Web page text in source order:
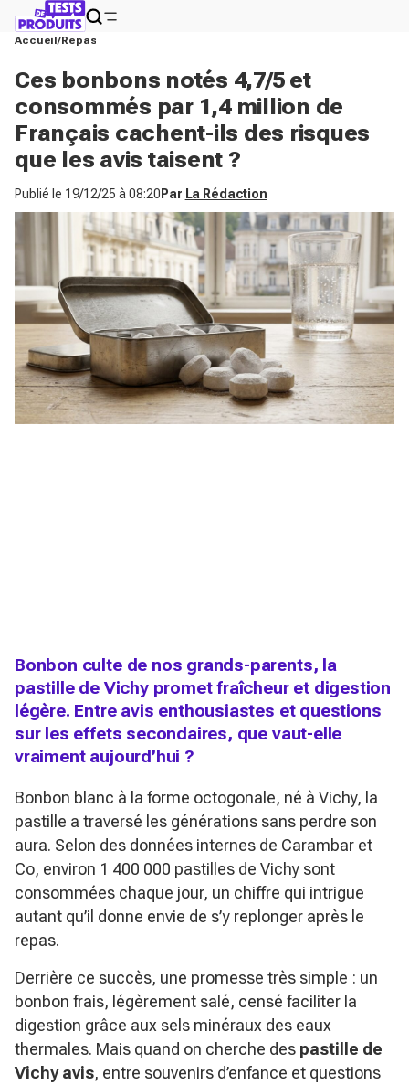
Accueil Repas
Ces bonbons notés 4,7/5 et
consommés par 1,4 million de
Français cachent-ils des risques
que les avis taisent ?
Publié le 19/12/25 à 08:20 Par La Rédaction
Bonbon culte de nos grands-parents, la
pastille de Vichy promet fraîcheur et digestion
légère. Entre avis enthousiastes et questions
sur les effets secondaires, que vaut-elle
vraiment aujourd’hui ?
Bonbon blanc à la forme octogonale, né à Vichy, la
pastille a traversé les générations sans perdre son
aura. Selon des données internes de Carambar et
Co, environ 1 400 000 pastilles de Vichy sont
consommées chaque jour, un chiffre qui intrigue
autant qu’il donne envie de s’y replonger après le
repas.
Derrière ce succès, une promesse très simple : un
bonbon frais, légèrement salé, censé faciliter la
digestion grâce aux sels minéraux des eaux
thermales. Mais quand on cherche des pastille de
Vichy avis, entre souvenirs d’enfance et questions